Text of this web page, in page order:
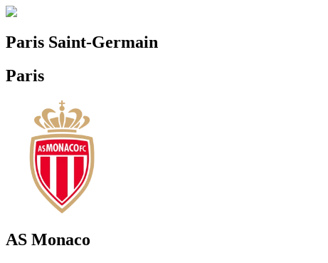
Paris Saint-Germain
Paris
AS Monaco